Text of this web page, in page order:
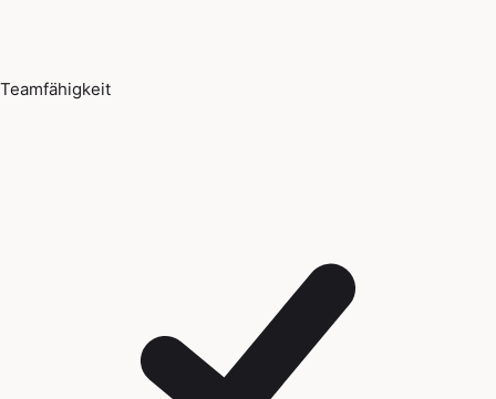
Teamfähigkeit